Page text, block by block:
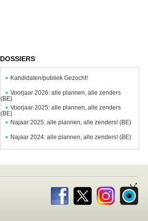
DOSSIERS
Kandidaten/publiek Gezocht!
Voorjaar 2026: alle plannen, alle zenders
(BE)
Voorjaar 2025: alle plannen, alle zenders
(BE)
Najaar 2025: alle plannen, alle zenders! (BE)
Najaar 2024: alle plannen, alle zenders! (BE)